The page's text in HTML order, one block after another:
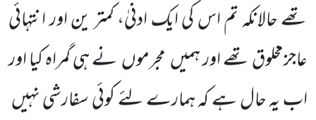
تھے حالانکہ تم اس کی ایک ادنیٰ، کمتر ین اور انتہائی
عاجزمخلوق تھے اور ہمیںمجرموںنے ہی گمراہ کیا اور
اب یہ حال ہے کہ ہمارے لئے کوئی سفارشی نہیں